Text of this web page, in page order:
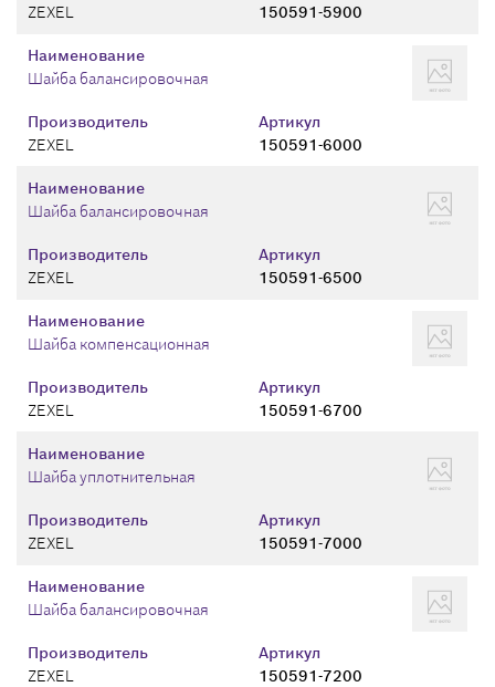
ZEXEL
150591-5900
Производитель
ZEXEL
Артикул
150591-6000
Наименование
Шайба балансировочная
Производитель
ZEXEL
Артикул
150591-6500
Наименование
Шайба балансировочная
Производитель
ZEXEL
Артикул
150591-6700
Наименование
Шайба компенсационная
Производитель
ZEXEL
Артикул
150591-7000
Наименование
Шайба уплотнительная
Производитель
ZEXEL
Артикул
150591-7200
Наименование
Шайба балансировочная